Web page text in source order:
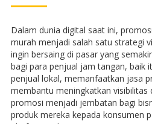
Dalam dunia digital saat ini,
murah menjadi salah satu strategi
ingin bersaing di pasar yang
bagi para penjual jam tangan, baik
penjual lokal, memanfaatkan jasa
membantu meningkatkan visibilitas
promosi menjadi jembatan bagi
produk mereka kepada konsumen